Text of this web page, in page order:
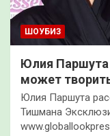
ШОУБИЗ
Юлия
может
Юлия Паршута
Тишмана